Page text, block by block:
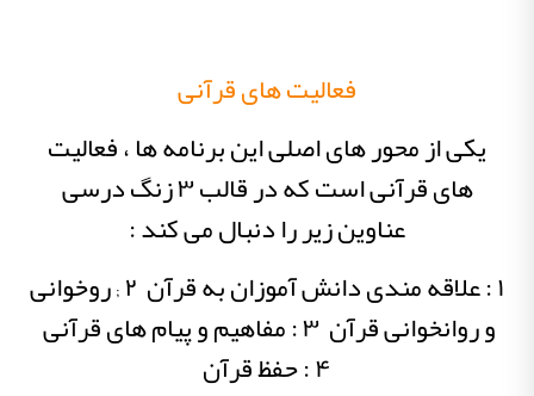
فعالیت های قرآنی
یکی از محور های اصلی این برنامه ها ، فعالیت
های قرآنی است که در قالب ۳ زنگ درسی
عناوین زیر را دنبال می کند :
۱ : علاقه مندی دانش آموزان به قرآن ۲ ; روخوانی
و روانخوانی قرآن ۳ : مفاهیم و پیام های قرآنی
۴ : حفظ قرآن